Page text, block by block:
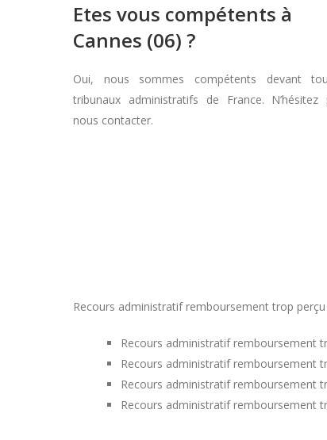
Etes vous compétents à
Cannes (06) ?
Oui, nous sommes compétents devant
tribunaux administratifs de France. N’hésitez
nous contacter.
Recours administratif remboursement trop
Recours administratif remboursement
Recours administratif remboursement
Recours administratif remboursement
Recours administratif remboursement